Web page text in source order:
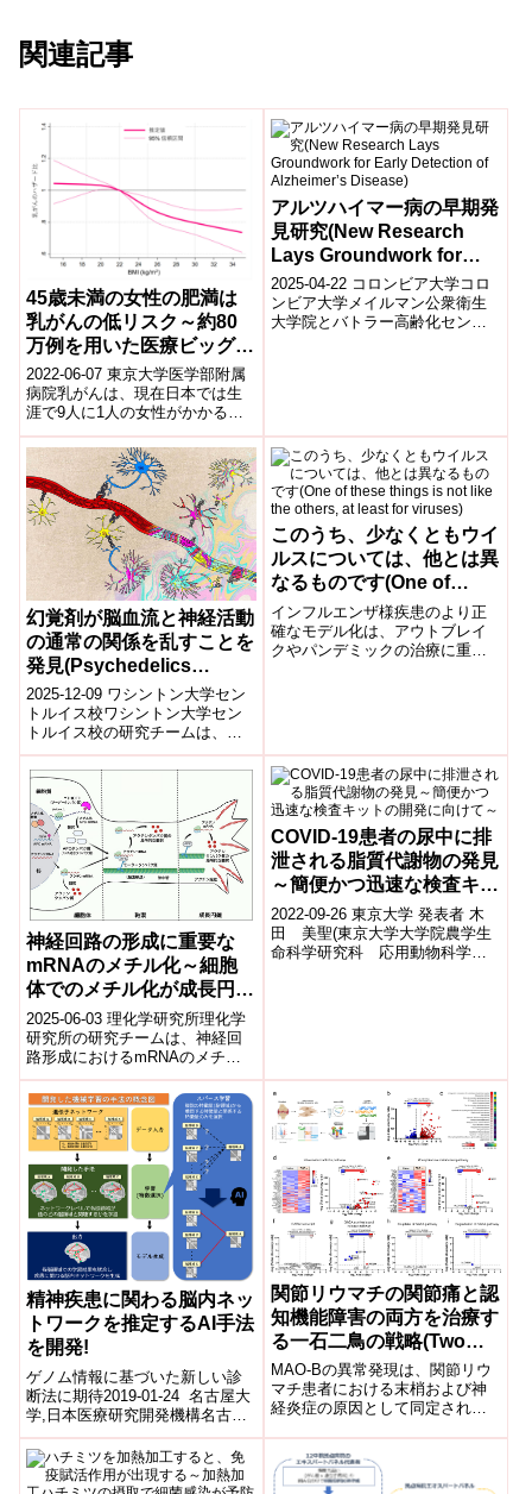
関連記事
45歳未満の女性の肥満は
乳がんの低リスク～約80
万例を用いた医療ビッグデ
ータ解析～
2022-06-07 東京大学医学部附属
病院乳がんは、現在日本では生
涯で9人に1人の女性がかかる増
加傾向の悪性腫瘍です。欧米で
はBMIが大きいと閉経前に乳がん
に...
アルツハイマー病の早期発
見研究(New Research
Lays Groundwork for
Early Detection of
Alzheimer’s Disease)
2025-04-22 コロンビア大学コロ
ンビア大学メイルマン公衆衛生
大学院とバトラー高齢化センタ
幻覚剤が脳血流と神経活動
の通常の関係を乱すことを
発見(Psychedelics
disrupt normal link
between brain’s neuronal
activity and blood flow)
2025-12-09 ワシントン大学セン
トルイス校ワシントン大学セン
トルイス校の研究チームは、サ
イケデリック薬物が脳内での神
経活動と血流の通常の結び付き
を乱すこ...
このうち、少なくともウイ
ルスについては、他とは異
なるものです(One of
these things is not like
the others, at least for
viruses)
インフルエンザ様疾患のより正
確なモデル化は、アウトブレイ
クやパンデミックの治療に重要
神経回路の形成に重要な
mRNAのメチル化～細胞
体でのメチル化が成長円錐
での翻訳を制御～
2025-06-03 理化学研究所理化学
研究所の研究チームは、神経回
路形成におけるmRNAのメチル
化修飾(m⁶A)の役割を解明しまし
た。RNA結合タンパク質AP...
COVID-19患者の尿中に排
泄される脂質代謝物の発見
～簡便かつ迅速な検査キッ
トの開発に向けて～
2022-09-26 東京大学 発表者 木
田 美聖(東京大学大学院農学生
命科学研究科 応用動物科学専
精神疾患に関わる脳内ネッ
トワークを推定するAI手法
を開発!
ゲノム情報に基づいた新しい診
断法に期待2019-01-24 名古屋大
学,日本医療研究開発機構名古屋
大学大学院医学系研究科(研究科
長 門松健治)システム生物学分...
関節リウマチの関節痛と認
知機能障害の両方を治療す
る一石二鳥の戦略(Two
birds one stone strategy
to treat both joint pain
and cognitive impairment
in rheumatoid arthritis)
MAO-Bの異常発現は、関節リウ
マチ患者における末梢および神
経炎症の原因として同定されて